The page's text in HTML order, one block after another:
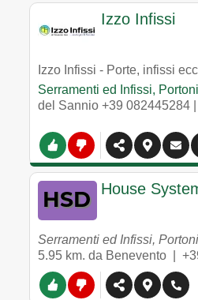
Izzo Infissi
Izzo Infissi - Porte, infissi
Serramenti ed Infissi,
del Sannio +39 082445284
House
Serramenti ed Infissi,
5.95 km. da Benevento |